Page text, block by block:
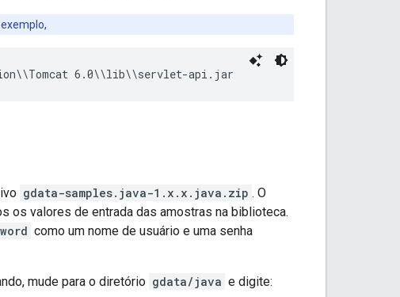
6.0\\lib\\servlet-api.jar
gdata-samples.java-1.x.x.java.zip . O
os valores de entrada das amostras na biblioteca.
como um nome de usuário e uma senha
mude para o diretório gdata/java e digite: